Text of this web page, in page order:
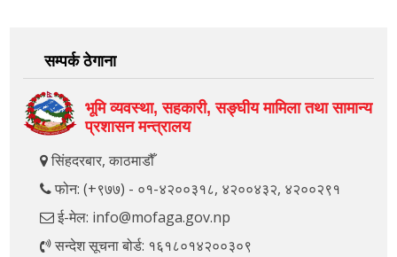
सम्पर्क ठेगाना
भूमि व्यवस्था, सहकारी, सङ्‍घीय मामिला तथा सामान्य
प्रशासन मन्त्रालय
सिंहदरबार, काठमाडौँ
फोन: (+९७७) - ०१-४२००३१८, ४२००४३२, ४२००२९१
ई-मेल: info@mofaga.gov.np
सन्देश सूचना बोर्ड: १६१८०१४२००३०९